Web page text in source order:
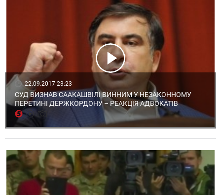
22.09.2017 23:23
СУД ВИЗНАВ СААКАШВІЛІ ВИННИМ У НЕЗАКОННОМУ
ПЕРЕТИНІ ДЕРЖКОРДОНУ – РЕАКЦІЯ АДВОКАТІВ